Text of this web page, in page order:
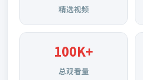
精选视频
100K+
总观看量